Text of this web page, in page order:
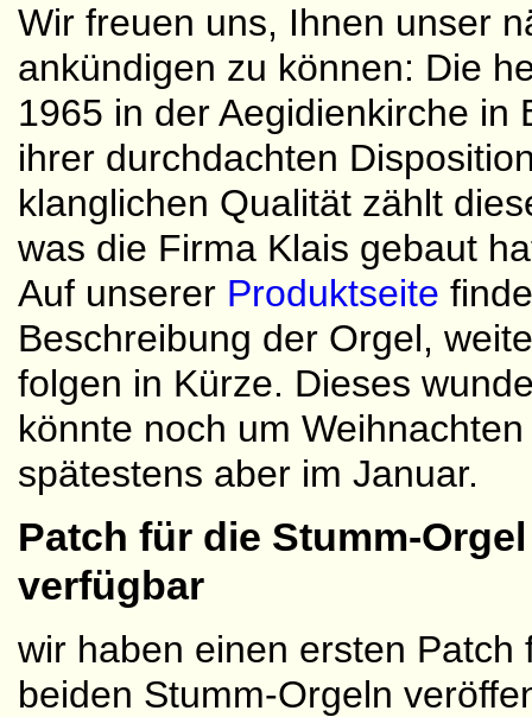
Wir freuen uns, Ihnen unser
ankündigen zu können: Die
1965 in der Aegidienkirche in
ihrer durchdachten
klanglichen Qualität zählt
was die Firma Klais gebaut
Auf unserer Produktseite
Beschreibung der Orgel,
folgen in Kürze. Dieses
könnte noch um
spätestens aber im Januar.
Patch für die Stumm-
verfügbar
wir haben einen ersten Patch
beiden Stumm-Orgeln